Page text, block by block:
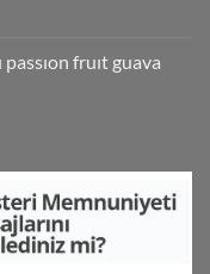
fruıt guava